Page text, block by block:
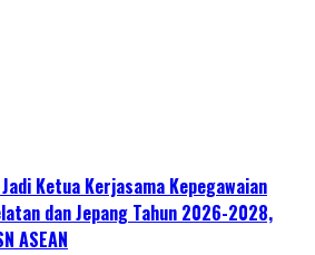
Ketua Kerjasama Kepegawaian
dan Jepang Tahun 2026-2028,
ASEAN